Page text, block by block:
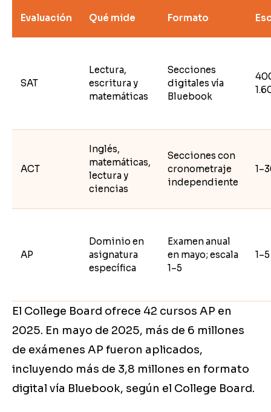
Evaluación Qué mide Formato
SAT
Lectura,
escritura y
matemáticas
Secciones
digitales vía
Bluebook
ACT
Inglés,
matemáticas,
lectura y
ciencias
Secciones con
cronometraje
independiente
AP
Dominio en
asignatura
específica
Examen anual
en mayo; escala
1–5
1–5
El College Board ofrece 42 cursos AP en
2025. En mayo de 2025, más de 6 millones
de exámenes AP fueron aplicados,
incluyendo más de 3,8 millones en formato
digital vía Bluebook, según el College Board.